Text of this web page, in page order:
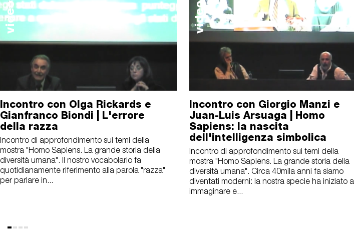
video
Incontro con Olga Rickards e
Gianfranco Biondi | L'errore
della razza
Incontro di approfondimento sui temi della
mostra "Homo Sapiens. La grande storia della
diversità umana". Il nostro vocabolario fa
quotidianamente riferimento alla parola "razza"
per parlare in...
video
Incontro con Giorgio Manzi e
Juan-Luis Arsuaga | Homo
Sapiens: la nascita
dell'intelligenza simbolica
Incontro di approfondimento sui temi della
mostra "Homo Sapiens. La grande storia della
diversità umana". Circa 40mila anni fa siamo
diventati moderni: la nostra specie ha iniziato a
immaginare e...